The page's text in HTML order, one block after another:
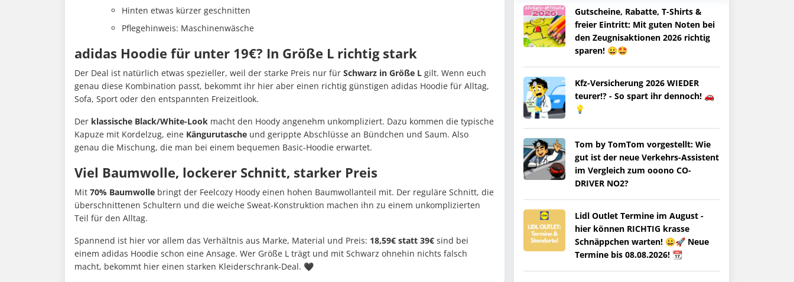
Hinten etwas kürzer geschnitten
Pflegehinweis: Maschinenwäsche
adidas Hoodie für unter 19€? In Größe L richtig stark
Der Deal ist natürlich etwas spezieller, weil der starke Preis nur für Schwarz in Größe L gilt. Wenn euch
genau diese Kombination passt, bekommt ihr hier aber einen richtig günstigen adidas Hoodie für Alltag,
Sofa, Sport oder den entspannten Freizeitlook.
Der klassische Black/White-Look macht den Hoody angenehm unkompliziert. Dazu kommen die typische
Kapuze mit Kordelzug, eine Kängurutasche und gerippte Abschlüsse an Bündchen und Saum. Also
genau die Mischung, die man bei einem bequemen Basic-Hoodie erwartet.
Viel Baumwolle, lockerer Schnitt, starker Preis
Mit 70% Baumwolle bringt der Feelcozy Hoody einen hohen Baumwollanteil mit. Der reguläre Schnitt, die
überschnittenen Schultern und die weiche Sweat-Konstruktion machen ihn zu einem unkomplizierten
Teil für den Alltag.
Spannend ist hier vor allem das Verhältnis aus Marke, Material und Preis: 18,59€ statt 39€ sind bei
einem adidas Hoodie schon eine Ansage. Wer Größe L trägt und mit Schwarz ohnehin nichts falsch
macht, bekommt hier einen starken Kleiderschrank-Deal. 🖤
Gutscheine, Rabatte, T-Shirts &
freier Eintritt: Mit guten Noten bei
den Zeugnisaktionen 2026 richtig
sparen! 😀🤩
Kfz-Versicherung 2026 WIEDER
teurer!? - So spart ihr dennoch! 🚗
💡
Tom by TomTom vorgestellt: Wie
gut ist der neue Verkehrs-Assistent
im Vergleich zum ooono CO-
DRIVER NO2?
Lidl Outlet Termine im August -
hier können RICHTIG krasse
Schnäppchen warten! 😀🚀 Neue
Termine bis 08.08.2026! 📆